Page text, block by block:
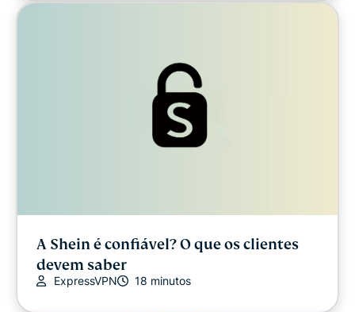
A Shein é confiável? O que os clientes
devem saber
ExpressVPN 18 minutos